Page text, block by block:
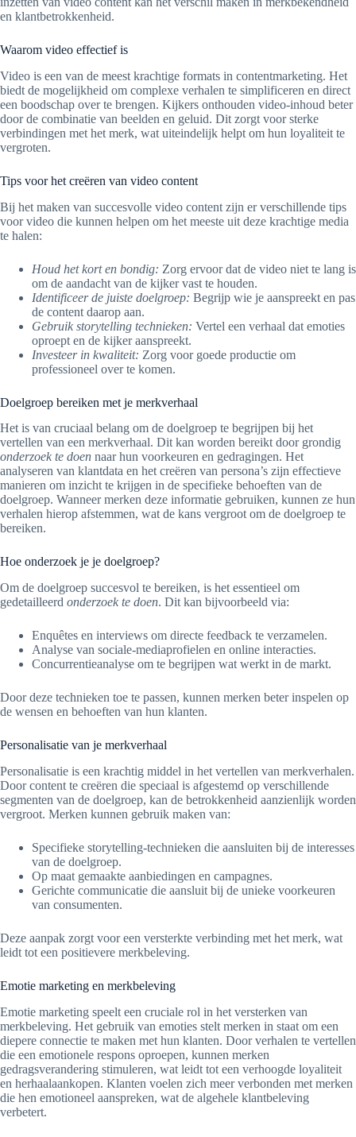
en klantbetrokkenheid.
Waarom video effectief is
Video is een van de meest krachtige formats in contentmarketing. Het
biedt de mogelijkheid om complexe verhalen te simplificeren en direct
een boodschap over te brengen. Kijkers onthouden video-inhoud beter
door de combinatie van beelden en geluid. Dit zorgt voor sterke
verbindingen met het merk, wat uiteindelijk helpt om hun loyaliteit te
vergroten.
Tips voor het creëren van video content
Bij het maken van succesvolle video content zijn er verschillende tips
voor video die kunnen helpen om het meeste uit deze krachtige media
te halen:
Houd het kort en bondig: Zorg ervoor dat de video niet te lang is
om de aandacht van de kijker vast te houden.
Identificeer de juiste doelgroep: Begrijp wie je aanspreekt en pas
de content daarop aan.
Gebruik storytelling technieken: Vertel een verhaal dat emoties
oproept en de kijker aanspreekt.
Investeer in kwaliteit: Zorg voor goede productie om
professioneel over te komen.
Doelgroep bereiken met je merkverhaal
Het is van cruciaal belang om de doelgroep te begrijpen bij het
vertellen van een merkverhaal. Dit kan worden bereikt door grondig
onderzoek te doen naar hun voorkeuren en gedragingen. Het
analyseren van klantdata en het creëren van persona’s zijn effectieve
manieren om inzicht te krijgen in de specifieke behoeften van de
doelgroep. Wanneer merken deze informatie gebruiken, kunnen ze hun
verhalen hierop afstemmen, wat de kans vergroot om de doelgroep te
bereiken.
Hoe onderzoek je je doelgroep?
Om de doelgroep succesvol te bereiken, is het essentieel om
gedetailleerd onderzoek te doen. Dit kan bijvoorbeeld via:
Enquêtes en interviews om directe feedback te verzamelen.
Analyse van sociale-mediaprofielen en online interacties.
Concurrentieanalyse om te begrijpen wat werkt in de markt.
Door deze technieken toe te passen, kunnen merken beter inspelen op
de wensen en behoeften van hun klanten.
Personalisatie van je merkverhaal
Personalisatie is een krachtig middel in het vertellen van merkverhalen.
Door content te creëren die speciaal is afgestemd op verschillende
segmenten van de doelgroep, kan de betrokkenheid aanzienlijk worden
vergroot. Merken kunnen gebruik maken van:
Specifieke storytelling-technieken die aansluiten bij de interesses
van de doelgroep.
Op maat gemaakte aanbiedingen en campagnes.
Gerichte communicatie die aansluit bij de unieke voorkeuren
van consumenten.
Deze aanpak zorgt voor een versterkte verbinding met het merk, wat
leidt tot een positievere merkbeleving.
Emotie marketing en merkbeleving
Emotie marketing speelt een cruciale rol in het versterken van
merkbeleving. Het gebruik van emoties stelt merken in staat om een
diepere connectie te maken met hun klanten. Door verhalen te vertellen
die een emotionele respons oproepen, kunnen merken
gedragsverandering stimuleren, wat leidt tot een verhoogde loyaliteit
en herhaalaankopen. Klanten voelen zich meer verbonden met merken
die hen emotioneel aanspreken, wat de algehele klantbeleving
verbetert.